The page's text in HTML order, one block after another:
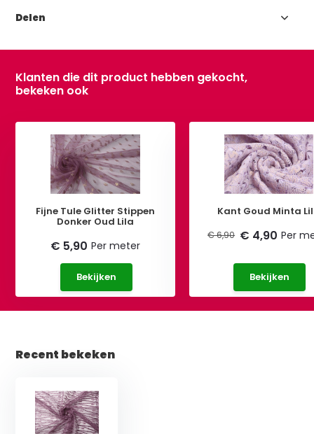
Delen
Klanten die dit product hebben gekocht,
bekeken ook
Fijne Tule Glitter Stippen
Donker Oud Lila
€ 5,90 Per meter
Bekijken
Kant Goud Minta
€ 6,90 € 4,90 Per
Bekijken
Recent bekeken